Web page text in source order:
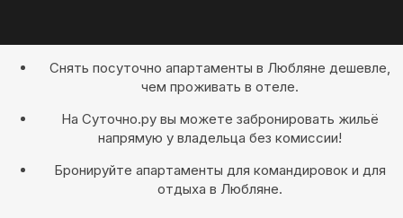
Снять посуточно апартаменты в Любляне дешевле,
чем проживать в отеле.
На Суточно.ру вы можете забронировать жильё
напрямую у владельца без комиссии!
Бронируйте апартаменты для командировок и для
отдыха в Любляне.